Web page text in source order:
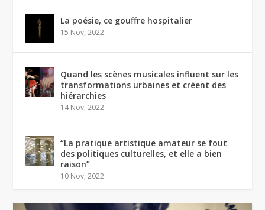
La poésie, ce gouffre hospitalier
15 Nov, 2022
Quand les scènes musicales influent sur les
transformations urbaines et créent des
hiérarchies
14 Nov, 2022
“La pratique artistique amateur se fout
des politiques culturelles, et elle a bien
raison”
10 Nov, 2022